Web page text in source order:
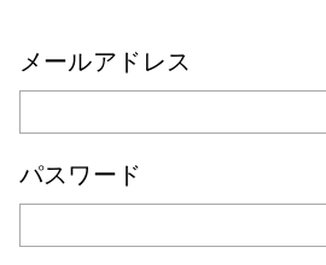
メールアドレス
パスワード